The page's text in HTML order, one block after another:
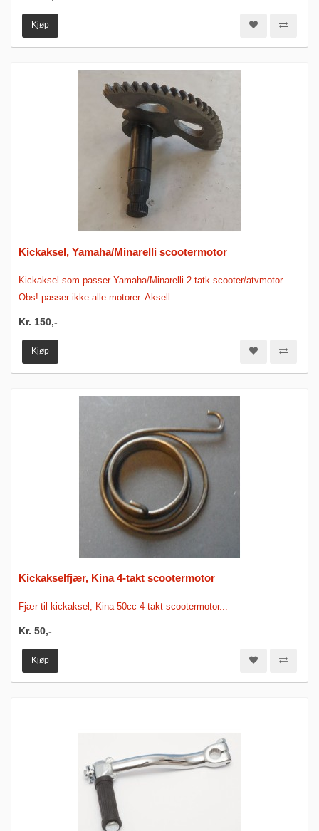
Kjøp
Kickaksel, Yamaha/Minarelli scootermotor
Kickaksel som passer Yamaha/Minarelli 2-tatk scooter/atvmotor.
Obs! passer ikke alle motorer. Aksell..
Kr. 150,-
Kjøp
Kickakselfjær, Kina 4-takt scootermotor
Fjær til kickaksel, Kina 50cc 4-takt scootermotor...
Kr. 50,-
Kjøp